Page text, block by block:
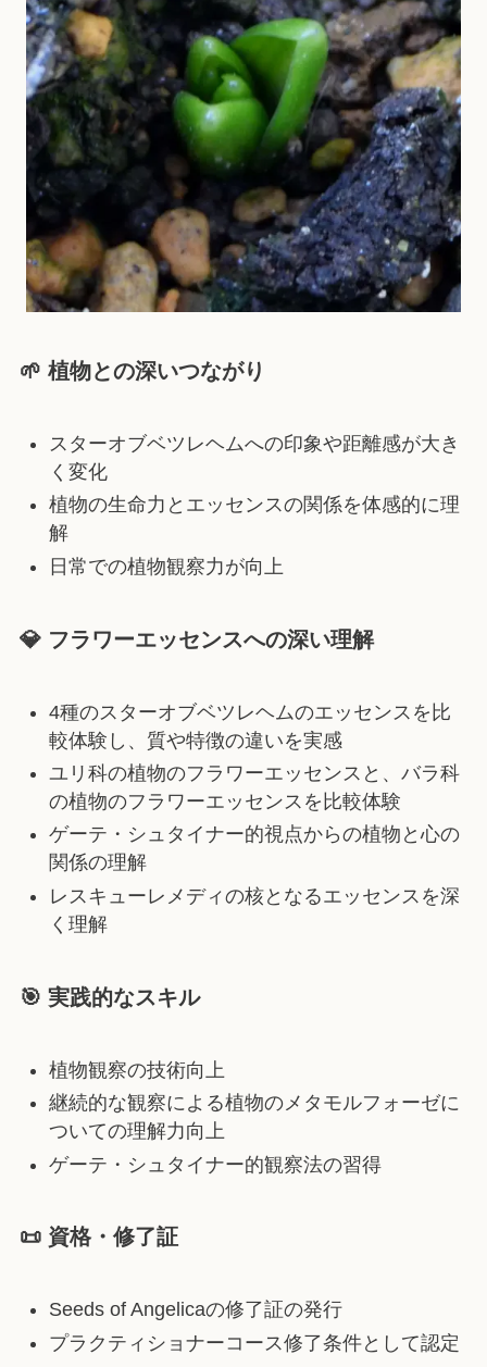
🌱 植物との深いつながり
スターオブベツレヘムへの印象や距離感が大き
く変化
植物の生命力とエッセンスの関係を体感的に理
解
日常での植物観察力が向上
💎 フラワーエッセンスへの深い理解
4種のスターオブベツレヘムのエッセンスを比
較体験し、質や特徴の違いを実感
ユリ科の植物のフラワーエッセンスと、バラ科
の植物のフラワーエッセンスを比較体験
ゲーテ・シュタイナー的視点からの植物と心の
関係の理解
レスキューレメディの核となるエッセンスを深
く理解
🎯 実践的なスキル
植物観察の技術向上
継続的な観察による植物のメタモルフォーゼに
ついての理解力向上
ゲーテ・シュタイナー的観察法の習得
📜 資格・修了証
Seeds of Angelicaの修了証の発行
プラクティショナーコース修了条件として認定